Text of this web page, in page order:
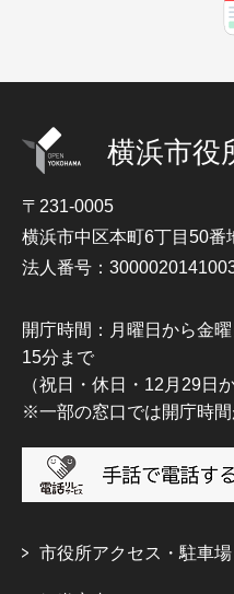
横浜市役
〒231-0005
横浜市中区本町6丁目50番
法人番号：
開庁時間：月曜日から金
15分まで
（祝日・休日・12月29日
※一部の窓口では開庁時
市役所アクセス・駐車場